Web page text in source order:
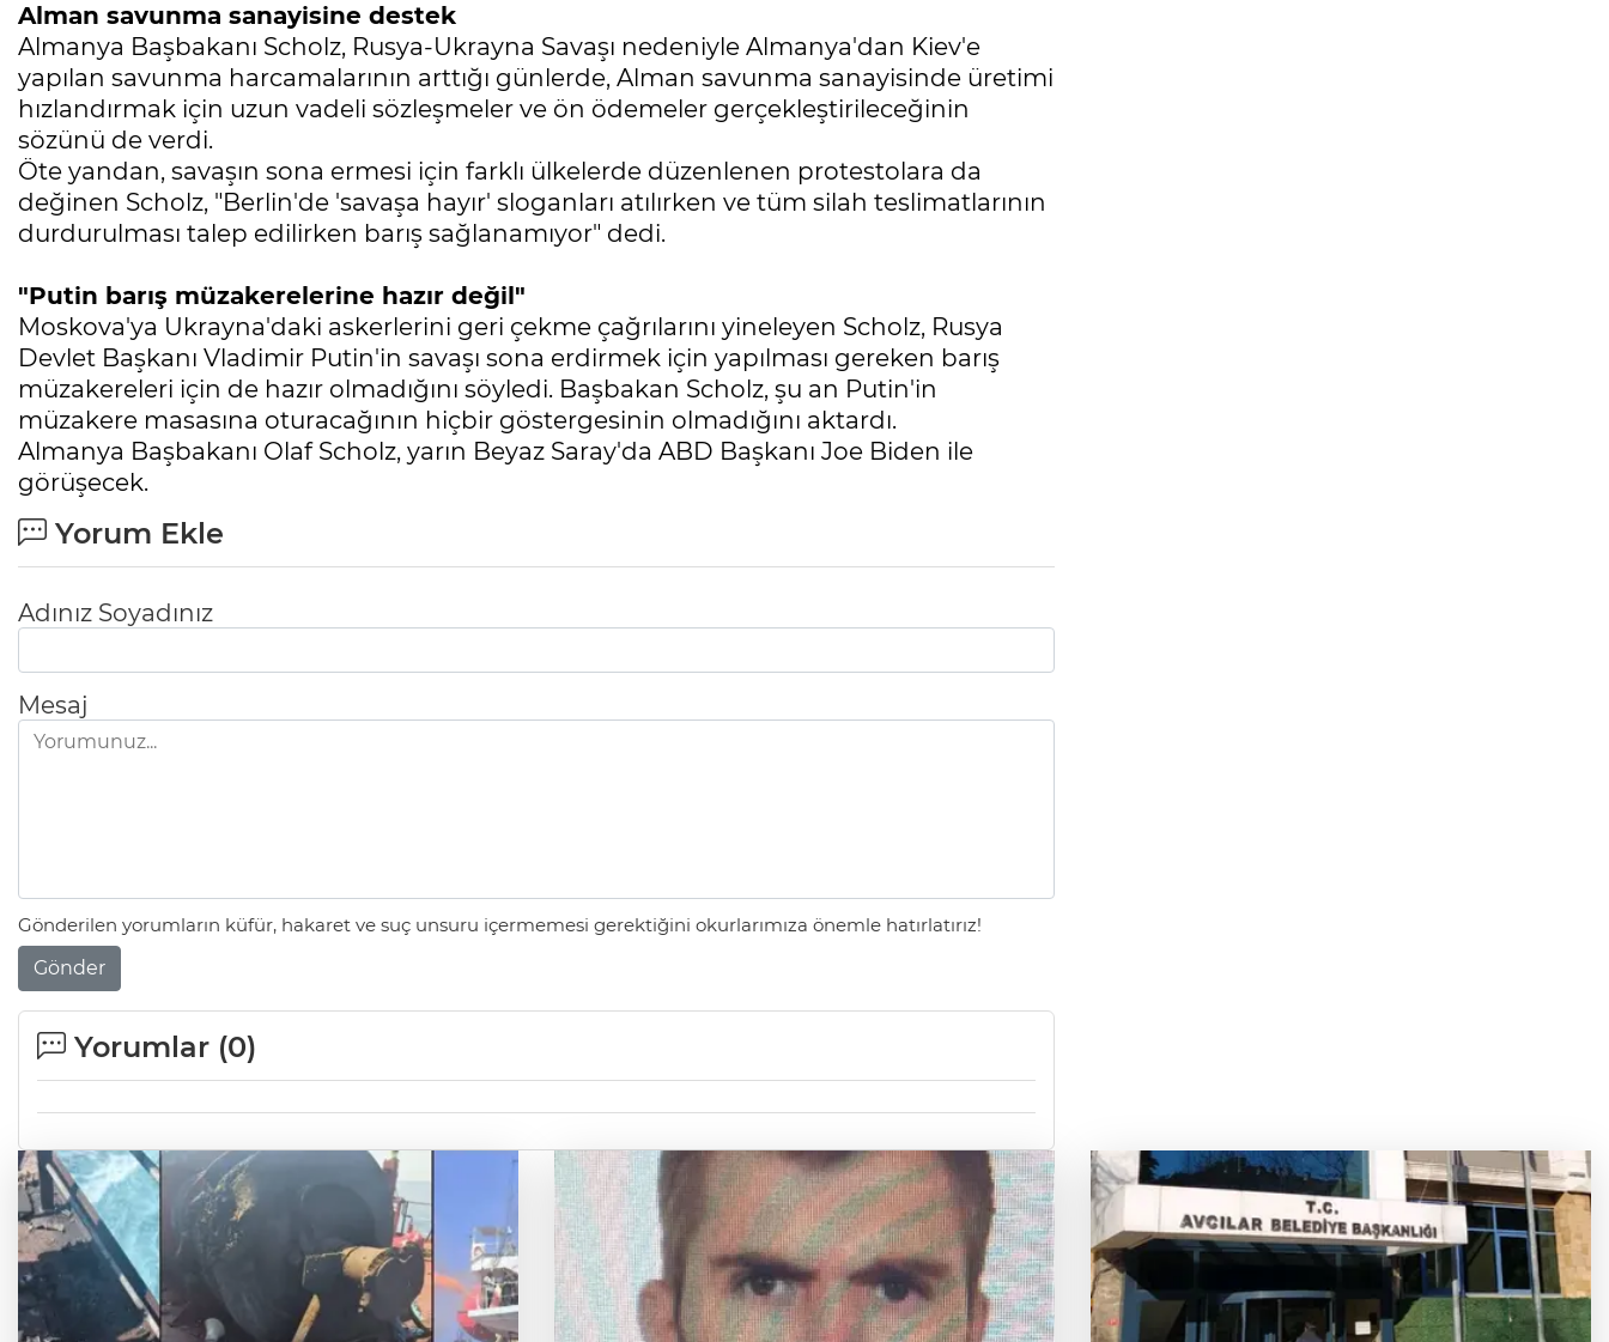
Alman savunma sanayisine destek
Almanya Başbakanı Scholz, Rusya-Ukrayna Savaşı nedeniyle Almanya'dan Kiev'e
yapılan savunma harcamalarının arttığı günlerde, Alman savunma sanayisinde üretimi
hızlandırmak için uzun vadeli sözleşmeler ve ön ödemeler gerçekleştirileceğinin
sözünü de verdi.
Öte yandan, savaşın sona ermesi için farklı ülkelerde düzenlenen protestolara da
değinen Scholz, "Berlin'de 'savaşa hayır' sloganları atılırken ve tüm silah teslimatlarının
durdurulması talep edilirken barış sağlanamıyor" dedi.
"Putin barış müzakerelerine hazır değil"
Moskova'ya Ukrayna'daki askerlerini geri çekme çağrılarını yineleyen Scholz, Rusya
Devlet Başkanı Vladimir Putin'in savaşı sona erdirmek için yapılması gereken barış
müzakereleri için de hazır olmadığını söyledi. Başbakan Scholz, şu an Putin'in
müzakere masasına oturacağının hiçbir göstergesinin olmadığını aktardı.
Almanya Başbakanı Olaf Scholz, yarın Beyaz Saray'da ABD Başkanı Joe Biden ile
görüşecek.
Yorum Ekle
Adınız Soyadınız
Mesaj
Gönderilen yorumların küfür, hakaret ve suç unsuru içermemesi gerektiğini okurlarımıza önemle hatırlatırız!
Gönder
Yorumlar (0)